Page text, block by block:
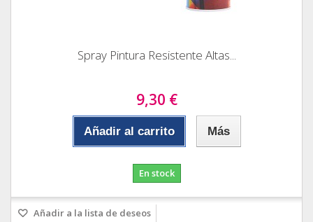
Spray Pintura Resistente Altas...
9,30 €
Añadir al carrito Más
En stock
Añadir a la lista de deseos